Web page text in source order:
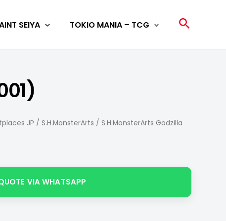
SEIYA TOKIO MANIA – TCG Search
JP /S.H.MonsterArts / S.H.MonsterArts Godzilla
VIA WHATSAPP